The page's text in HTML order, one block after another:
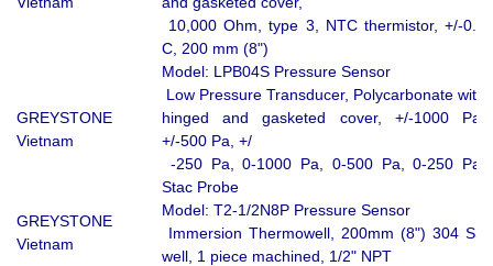
10,000 Ohm, type 3, NTC thermistor, +/-0.2
C, 200 mm (8")
GREYSTONE
Vietnam
Model: LPB04S Pressure Sensor
Low Pressure Transducer, Polycarbonate with
hinged and gasketed cover, +/-1000 Pa,
+/-500 Pa, +/
-250 Pa, 0-1000 Pa, 0-500 Pa, 0-250 Pa,
Stac Probe
GREYSTONE
Vietnam
Model: T2-1/2N8P Pressure Sensor
Immersion Thermowell, 200mm (8") 304 SS
well, 1 piece machined, 1/2" NPT